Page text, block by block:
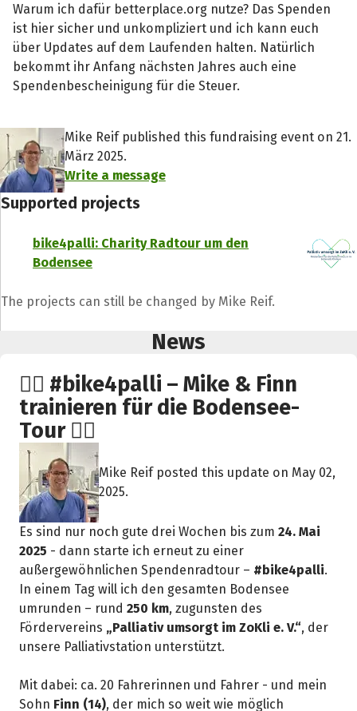
Warum ich dafür betterplace.org nutze? Das Spenden
ist hier sicher und unkompliziert und ich kann euch
über Updates auf dem Laufenden halten. Natürlich
bekommt ihr Anfang nächsten Jahres auch eine
Spendenbescheinigung für die Steuer.
Mike Reif published this fundraising event on 21.
März 2025.
Write a message
Supported projects
bike4palli: Charity Radtour um den
Bodensee
The projects can still be changed by Mike Reif.
News
🚴‍♂️ #bike4palli – Mike & Finn
trainieren für die Bodensee-
Tour 🚴‍♂️
Mike Reif posted this update on May 02,
2025.
Es sind nur noch gute drei Wochen bis zum24. Mai
2025 - dann starte ich erneut zu einer
außergewöhnlichen Spendenradtour – #bike4palli.
In einem Tag will ich den gesamten Bodensee
umrunden – rund250 km, zugunsten des
Fördervereins „Palliativ umsorgt im ZoKli e. V.“, der
unsere Palliativstation unterstützt.
Mit dabei: ca. 20 Fahrerinnen und Fahrer - und mein
Sohn Finn (14), der mich so weit wie möglich